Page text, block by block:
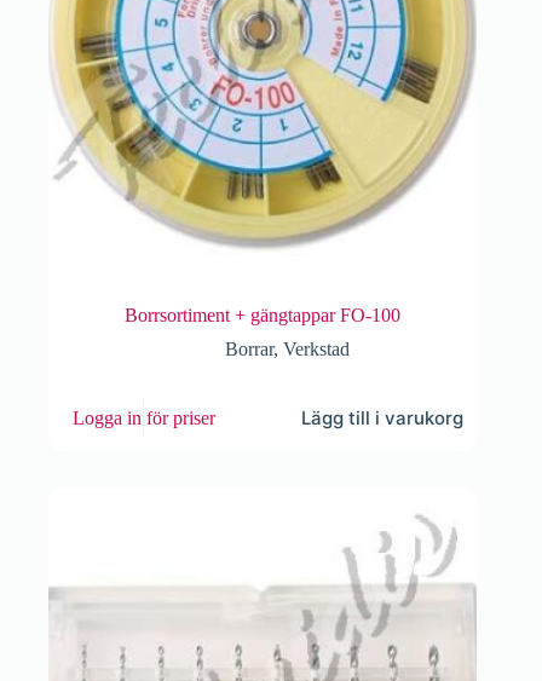
Borrsortiment + gängtappar FO-100
Borrar, Verkstad
Logga in för priser Lägg till i varukorg